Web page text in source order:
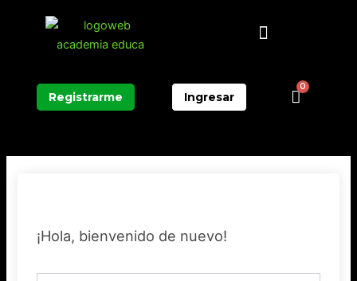
Menú
Registrarme Ingresar
0
¡Hola, bienvenido de nuevo!